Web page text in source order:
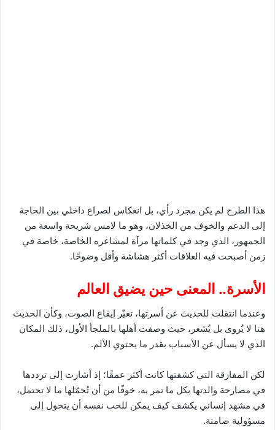
هذا الطرح لم يكن مجرد رأي، بل انعكاس لصراع داخلي بين الحاجة
إلى الدعم والخوف من الخذلان، وهو ما لامس شريحة واسعة من
الجمهور، الذي وجد في كلماتها مرآة لمشاعره الخاصة، خاصة في
زمن أصبحت فيه العلاقات أكثر هشاشة وأقل وضوحًا.
الأسرة.. المعنى حين يضيق العالم
وعندما انتقلت للحديث عن أسرتها، تغيّر إيقاع الصوت، وكأن الحديث
هنا لا يُروى بل يُشعر، حيث وصفت أهلها بالملجأ الأول، ذلك المكان
الذي لا يسأل عن الأسباب بقدر ما يحتوي الألم.
لكن المفارقة التي كشفتها كانت أكثر عمقًا؛ إذ أشارت إلى ترددها
في مصارحة والدتها بكل ما تمر به، خوفًا من أن تُحمّلها ما لا تحتمل،
في مشهد إنساني يكشف كيف يمكن للحب نفسه أن يتحول إلى
مسؤولية صامتة.